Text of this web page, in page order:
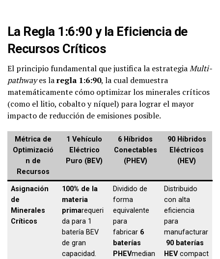
La Regla 1:6:90 y la Eficiencia de
Recursos Críticos
El principio fundamental que justifica la estrategiaMulti-
pathwayes laregla 1:6:90, la cual demuestra
matemáticamente cómo optimizar los minerales críticos
(como el litio, cobalto y níquel) para lograr el mayor
impacto de reducción de emisiones posible.
Métrica de
Optimizació
n de
Recursos
1 Vehículo
Eléctrico
Puro (BEV)
6 Híbridos
Conectables
(PHEV)
90 Híbridos
Eléctricos
(HEV)
Asignación
de
Minerales
Críticos
100% de la
materia
primarequeri
da para 1
batería BEV
de gran
capacidad.
Dividido de
forma
equivalente
para
fabricar 6
baterías
PHEVmedian
Distribuido
con alta
eficiencia
para
manufacturar
90 baterías
HEVcompact